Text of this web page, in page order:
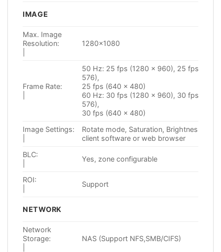
IMAGE
Max. Image
Resolution:
1280×1080
Frame Rate:
50 Hz: 25 fps (1280 × 960), 25 fps
576),
25 fps (640 x 480)
60 Hz: 30 fps (1280 × 960), 30 fps
576),
30 fps (640 x 480)
Image Settings:
Rotate mode, Saturation, Brightness,
client software or web browser
BLC:
Yes, zone configurable
ROI:
Support
NETWORK
Network
Storage:
NAS (Support NFS,SMB/CIFS)